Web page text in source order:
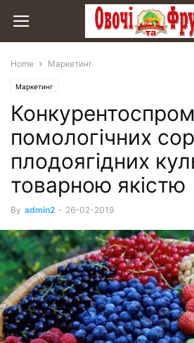
Home Маркетинг
Маркетинг
помологічних
плодоягідних
товарною якістю
By admin2 - 26-02-2019